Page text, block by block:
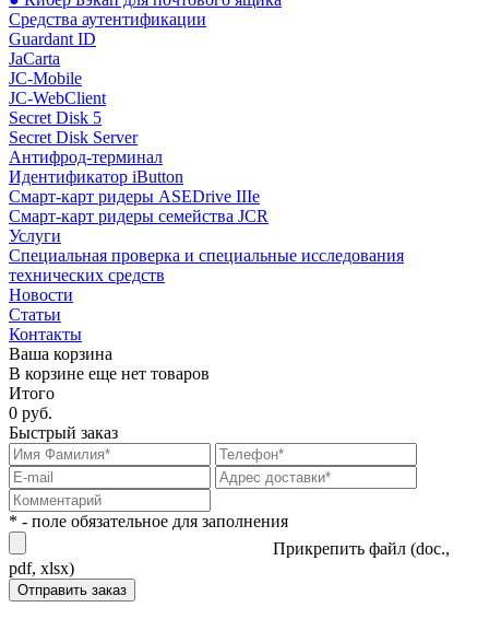
Средства аутентификации
Guardant ID
JaCarta
JC-Mobile
JC-WebClient
Secret Disk 5
Secret Disk Server
Антифрод-терминал
Идентификатор iButton
Смарт-карт ридеры ASEDrive IIIe
Смарт-карт ридеры семейства JCR
Услуги
Специальная проверка и специальные исследования
технических средств
Новости
Статьи
Контакты
Ваша корзина
В корзине еще нет товаров
Итого
0 руб.
Быстрый заказ
* - поле обязательное для заполнения
Прикрепить файл (doc.,
pdf, xlsx)